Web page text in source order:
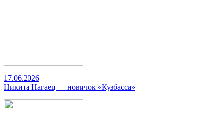
17.06.2026
Никита Нагаец — новичок «Кузбасса»